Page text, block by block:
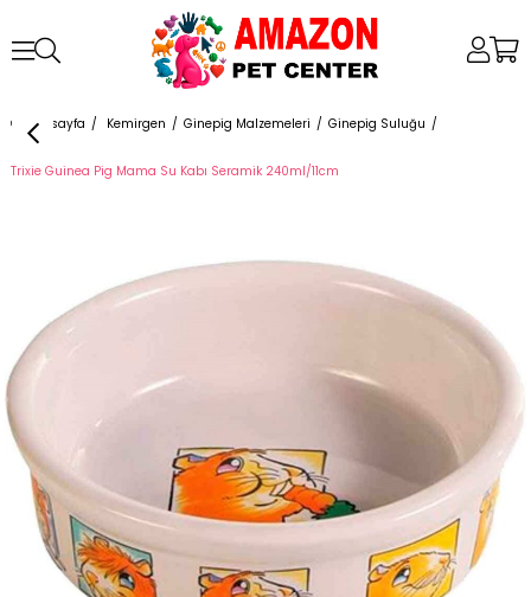
Anasayfa Kemirgen Ginepig Malzemeleri Ginepig Suluğu
Trixie Guinea Pig Mama Su Kabı Seramik 240ml/11cm